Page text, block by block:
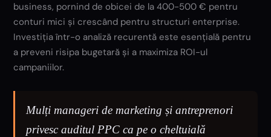
business, pornind de obicei de la 400-500 € pentru
conturi mici și crescând pentru structuri enterprise.
Investiția într-o analiză recurentă este esențială pentru
a preveni risipa bugetară și a maximiza ROI-ul
campaniilor.
Mulți manageri de marketing și antreprenori
privesc auditul PPC ca pe o cheltuială